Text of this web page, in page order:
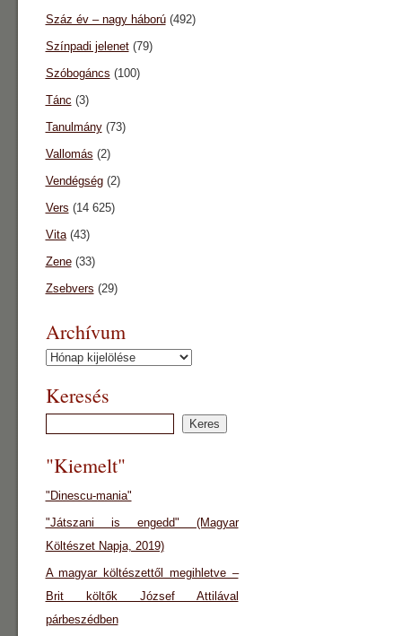
Száz év – nagy háború(492)
Színpadi jelenet(79)
Szóbogáncs (100)
Tánc (3)
Tanulmány(73)
Vallomás (2)
Vendégség(2)
Vers (14 625)
Vita(43)
Zene(33)
Zsebvers (29)
Archívum
Archívum
Keresés
"Kiemelt"
"Dinescu-mania"
"Játszani is engedd" (Magyar
Költészet Napja, 2019)
A magyar költészettől megihletve –
Brit költők József Attilával
párbeszédben